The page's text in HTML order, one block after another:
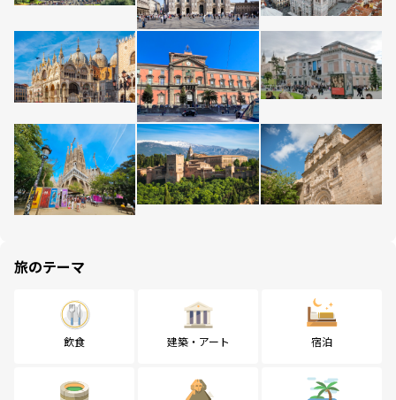
旅のテーマ
飲食 建築・アート 宿泊